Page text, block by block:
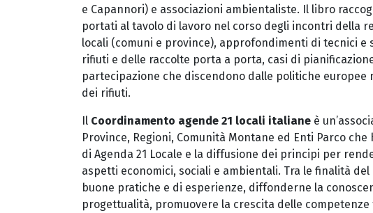
e Capannori) e associazioni ambientaliste. Il libro
portati al tavolo di lavoro nel corso degli incontri della
locali (comuni e province), approfondimenti di tecnici e
rifiuti e delle raccolte porta a porta, casi di
partecipazione che discendono dalle politiche europee
dei rifiuti.
Il Coordinamento agende 21 locali italiane è
Province, Regioni, Comunità Montane ed Enti Parco
di Agenda 21 Locale e la diffusione dei principi per
aspetti economici, sociali e ambientali. Tra le finalità
buone pratiche e di esperienze, diffonderne la
progettualità, promuovere la crescita delle